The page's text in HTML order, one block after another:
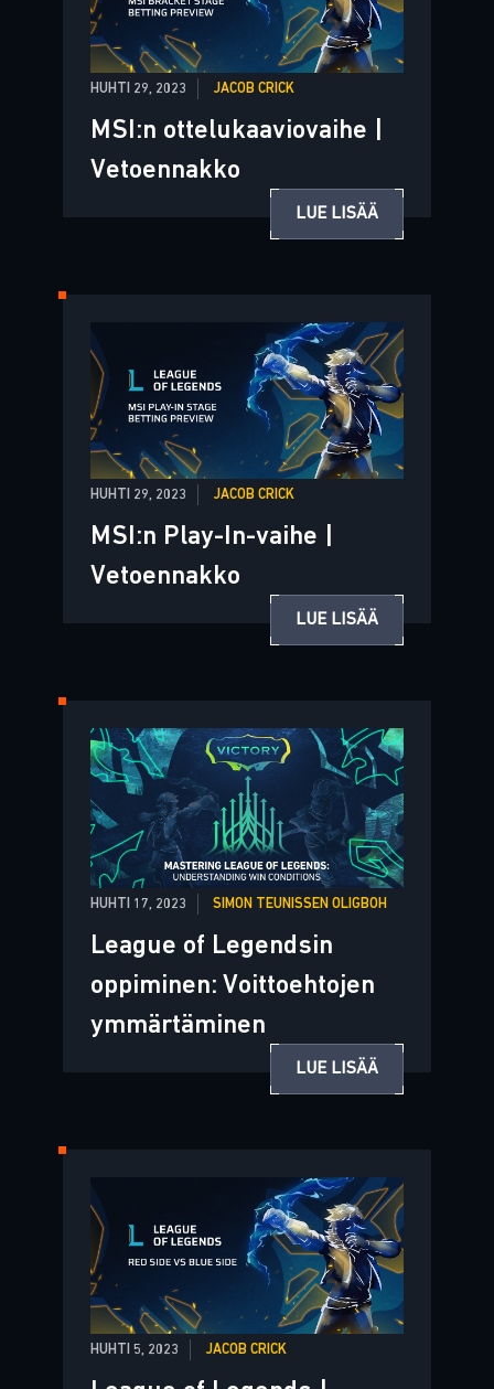
HUHTI 29, 2023 JACOB CRICK
MSI:n ottelukaaviovaihe |
Vetoennakko
LUE LISÄÄ
HUHTI 29, 2023 JACOB CRICK
MSI:n Play-In-vaihe |
Vetoennakko
LUE LISÄÄ
HUHTI 17, 2023 SIMON TEUNISSEN OLIGBOH
League of Legendsin
oppiminen: Voittoehtojen
ymmärtäminen
LUE LISÄÄ
HUHTI 5, 2023 JACOB CRICK